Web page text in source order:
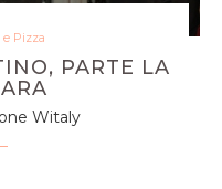
Pizza
PARTE LA
Witaly